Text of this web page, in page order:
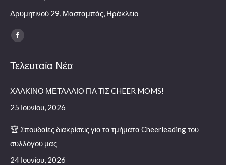
Δρυμητινού 29, Μασταμπάς, Ηράκλειο
Find us on:
Facebook
opens
new
window
Τελευταία Νέα
ΧΑΛΚΙΝΟ ΜΕΤΑΛΛΙΟ ΓΙΑ ΤΙΣ CHEER MOMS!
25 Ιουνίου, 2026
🏆 Σπουδαίες διακρίσεις για τα τμήματα Cheerleading του
συλλόγου μας
24 Ιουνίου, 2026